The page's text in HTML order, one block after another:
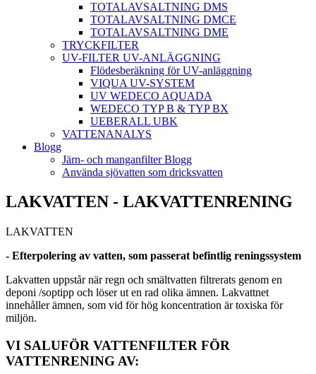
TOTALAVSALTNING DMS
TOTALAVSALTNING DMCE
TOTALAVSALTNING DME
TRYCKFILTER
UV-FILTER UV-ANLÄGGNING
Flödesberäkning för UV-anläggning
VIQUA UV-SYSTEM
UV WEDECO AQUADA
WEDECO TYP B & TYP BX
UEBERALL UBK
VATTENANALYS
Blogg
Järn- och manganfilter Blogg
Använda sjövatten som dricksvatten
LAKVATTEN - LAKVATTENRENING
LAKVATTEN
- Efterpolering av vatten, som passerat befintlig reningssystem
Lakvatten uppstår när regn och smältvatten filtrerats genom en
deponi /soptipp och löser ut en rad olika ämnen. Lakvattnet
innehåller ämnen, som vid för hög koncentration är toxiska för
miljön.
VI SALUFÖR VATTENFILTER FÖR
VATTENRENING AV: